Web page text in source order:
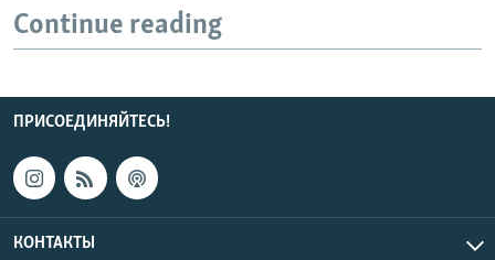
Continue reading
ПРИСОЕДИНЯЙТЕСЬ!
КОНТАКТЫ